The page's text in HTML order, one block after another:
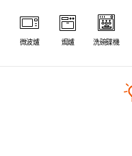
微波爐 焗爐 洗碗碟機